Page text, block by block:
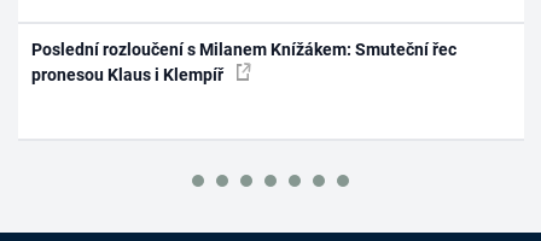
Poslední rozloučení s Milanem Knížákem: Smuteční řec
pronesou Klaus i Klempíř